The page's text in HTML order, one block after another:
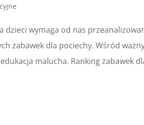
dzieci wymaga od nas
zabawek dla pociechy. Wśród
malucha. Ranking zabawek